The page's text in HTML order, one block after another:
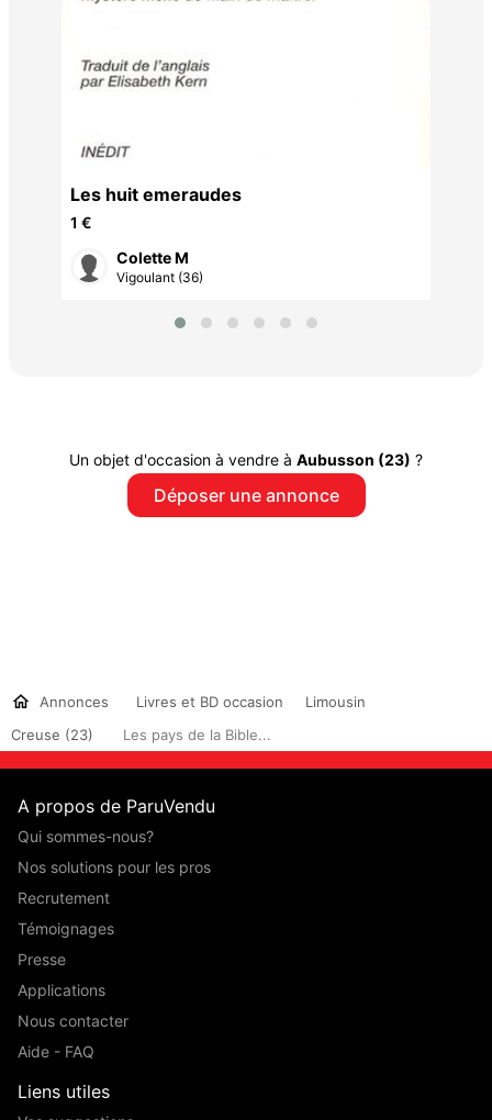
Les huit emeraudes
1 €
Colette M
Vigoulant (36)
Un objet d'occasion à vendre à Aubusson (23) ?
Déposer une annonce
Annonces Livres et BD occasion
Limousin
Creuse (23)
Les pays de la Bible...
A propos de ParuVendu
Qui sommes-nous?
Nos solutions pour les pros
Recrutement
Témoignages
Presse
Applications
Nous contacter
Aide - FAQ
Liens utiles